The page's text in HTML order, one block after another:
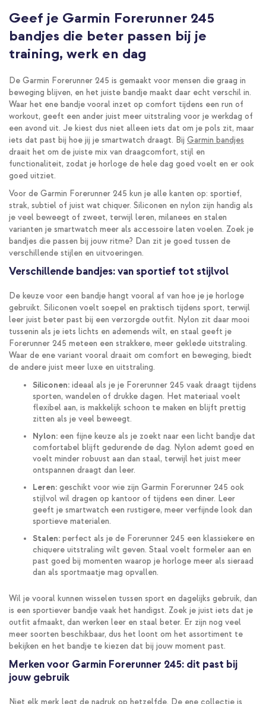
Geef je Garmin Forerunner 245
bandjes die beter passen bij je
training, werk en dag
De Garmin Forerunner 245 is gemaakt voor mensen die graag in
beweging blijven, en het juiste bandje maakt daar echt verschil in.
Waar het ene bandje vooral inzet op comfort tijdens een run of
workout, geeft een ander juist meer uitstraling voor je werkdag of
een avond uit. Je kiest dus niet alleen iets dat om je pols zit, maar
iets dat past bij hoe jij je smartwatch draagt. Bij Garmin bandjes
draait het om de juiste mix van draagcomfort, stijl en
functionaliteit, zodat je horloge de hele dag goed voelt en er ook
goed uitziet.
Voor de Garmin Forerunner 245 kun je alle kanten op: sportief,
strak, subtiel of juist wat chiquer. Siliconen en nylon zijn handig als
je veel beweegt of zweet, terwijl leren, milanees en stalen
varianten je smartwatch meer als accessoire laten voelen. Zoek je
bandjes die passen bij jouw ritme? Dan zit je goed tussen de
verschillende stijlen en uitvoeringen.
Verschillende bandjes: van sportief tot stijlvol
De keuze voor een bandje hangt vooral af van hoe je je horloge
gebruikt. Siliconen voelt soepel en praktisch tijdens sport, terwijl
leer juist beter past bij een verzorgde outfit. Nylon zit daar mooi
tussenin als je iets lichts en ademends wilt, en staal geeft je
Forerunner 245 meteen een strakkere, meer geklede uitstraling.
Waar de ene variant vooral draait om comfort en beweging, biedt
de andere juist meer luxe en uitstraling.
Siliconen: ideaal als je je Forerunner 245 vaak draagt tijdens
sporten, wandelen of drukke dagen. Het materiaal voelt
flexibel aan, is makkelijk schoon te maken en blijft prettig
zitten als je veel beweegt.
Nylon: een fijne keuze als je zoekt naar een licht bandje dat
comfortabel blijft gedurende de dag. Nylon ademt goed en
voelt minder robuust aan dan staal, terwijl het juist meer
ontspannen draagt dan leer.
Leren: geschikt voor wie zijn Garmin Forerunner 245 ook
stijlvol wil dragen op kantoor of tijdens een diner. Leer
geeft je smartwatch een rustigere, meer verfijnde look dan
sportieve materialen.
Stalen: perfect als je de Forerunner 245 een klassiekere en
chiquere uitstraling wilt geven. Staal voelt formeler aan en
past goed bij momenten waarop je horloge meer als sieraad
dan als sportmaatje mag opvallen.
Wil je vooral kunnen wisselen tussen sport en dagelijks gebruik, dan
is een sportiever bandje vaak het handigst. Zoek je juist iets dat je
outfit afmaakt, dan werken leer en staal beter. Er zijn nog veel
meer soorten beschikbaar, dus het loont om het assortiment te
bekijken en het bandje te kiezen dat bij jouw moment past.
Merken voor Garmin Forerunner 245: dit past bij
jouw gebruik